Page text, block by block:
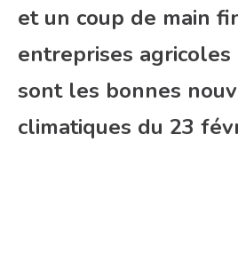
et un coup de main
entreprises agricoles
sont les bonnes
climatiques du 23